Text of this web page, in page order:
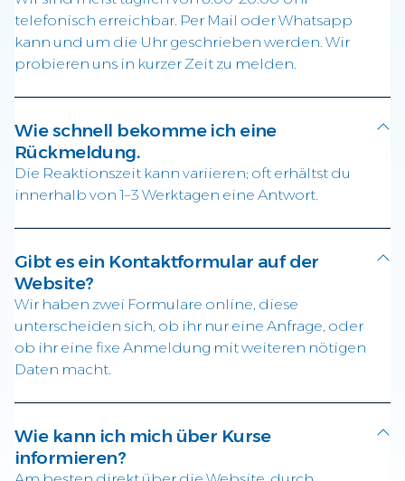
telefonisch erreichbar. Per Mail oder Whatsapp
kann und um die Uhr geschrieben werden. Wir
probieren uns in kurzer Zeit zu melden.
Wie schnell bekomme ich eine
Rückmeldung.
Die Reaktionszeit kann variieren; oft erhältst du
innerhalb von 1–3 Werktagen eine Antwort.
Gibt es ein Kontaktformular auf der
Website?
Wir haben zwei Formulare online, diese
unterscheiden sich, ob ihr nur eine Anfrage, oder
ob ihr eine fixe Anmeldung mit weiteren nötigen
Daten macht.
Wie kann ich mich über Kurse
informieren?